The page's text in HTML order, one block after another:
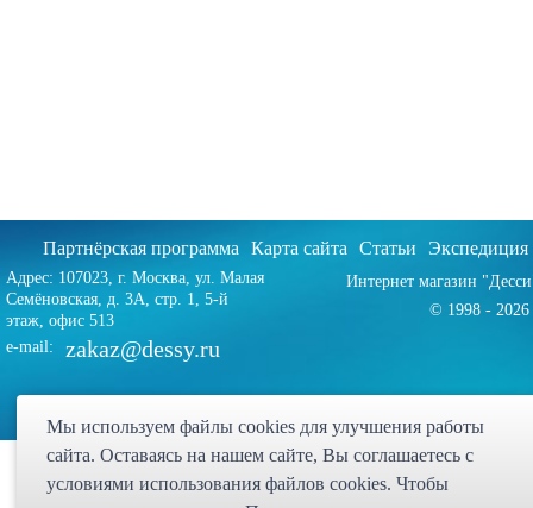
Мы используем файлы cookies для улучшения работы
сайта. Оставаясь на нашем сайте, Вы соглашаетесь с
условиями использования файлов cookies. Чтобы
Партнёрская программа Карта сайта Статьи Экспедиция
Адрес: 107023, г. Москва, ул. Малая
Семёновская, д. 3А, стр. 1, 5-й
этаж, офис 513
e-mail:
zakaz@dessy.ru
Интернет магазин
© 1998 - 2026